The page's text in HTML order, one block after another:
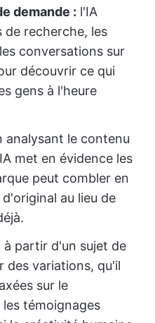
demande : l'IA
de recherche, les
conversations sur
découvrir ce qui
gens à l'heure
analysant le contenu
met en évidence les
peut combler en
au lieu de
à partir d'un sujet de
des variations, qu'il
sur le
témoignages